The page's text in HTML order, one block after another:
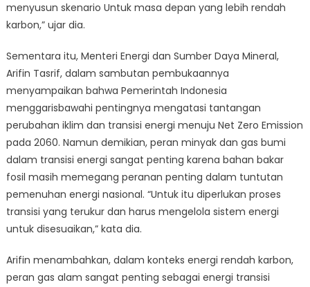
menyusun skenario Untuk masa depan yang lebih rendah
karbon,” ujar dia.
Sementara itu, Menteri Energi dan Sumber Daya Mineral,
Arifin Tasrif, dalam sambutan pembukaannya
menyampaikan bahwa Pemerintah Indonesia
menggarisbawahi pentingnya mengatasi tantangan
perubahan iklim dan transisi energi menuju Net Zero Emission
pada 2060. Namun demikian, peran minyak dan gas bumi
dalam transisi energi sangat penting karena bahan bakar
fosil masih memegang peranan penting dalam tuntutan
pemenuhan energi nasional. “Untuk itu diperlukan proses
transisi yang terukur dan harus mengelola sistem energi
untuk disesuaikan,” kata dia.
Arifin menambahkan, dalam konteks energi rendah karbon,
peran gas alam sangat penting sebagai energi transisi